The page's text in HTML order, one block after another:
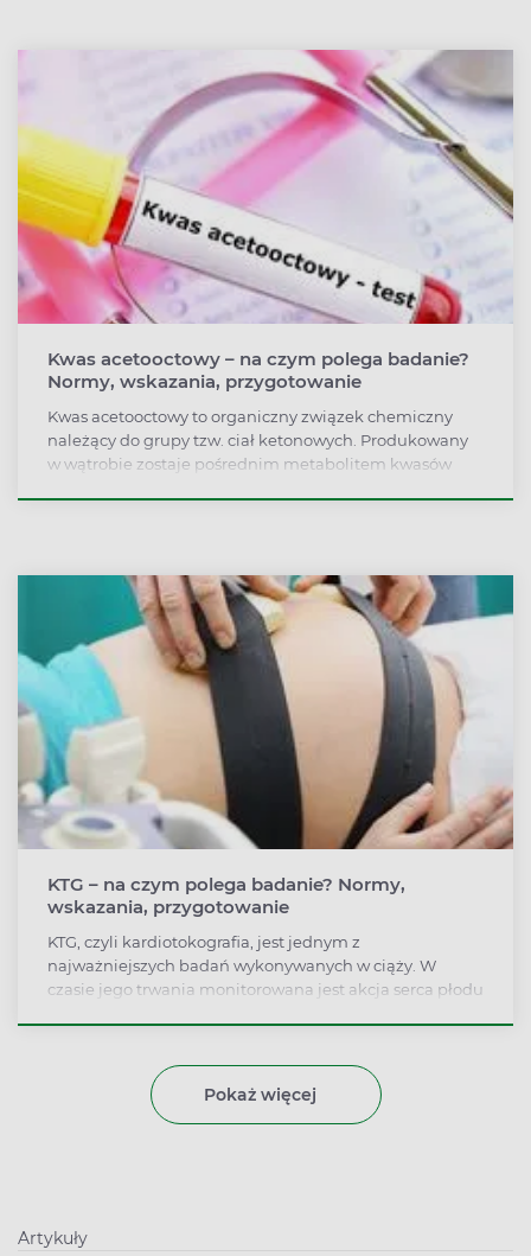
naczyniowego, krwiotwórczego i nerwowego.
Optymalna wartość tej witaminy bierze udział w
syntezie, naprawie i metylacji DNA. Ma ona również
znaczenie dla spermatogenezy i płodności.
Kwas acetooctowy – na czym polega badanie?
Normy, wskazania, przygotowanie
Kwas acetooctowy to organiczny związek chemiczny
należący do grupy tzw. ciał ketonowych. Produkowany
w wątrobie zostaje pośrednim metabolitem kwasów
podejrzenie kwasicy ketonowej. Wspomniane
zaburzenie może wystąpić w przebiegu cukrzycy, w
stanach zatrucia alkoholem, niedoczynności tarczycy,
stanach gorączkowych i podczas stosowania
restrykcyjnych diet.
KTG – na czym polega badanie? Normy,
wskazania, przygotowanie
KTG, czyli kardiotokografia, jest jednym z
najważniejszych badań wykonywanych w ciąży. W
czasie jego trwania monitorowana jest akcja serca płodu
sytuacji zagrożenia życia dziecka. KTG trwa około 30
minut, jednak w poszczególnych przypadkach może
zostać wydłużone do 60. Kiedy warto wykonać
Pokaż więcej
Artykuły